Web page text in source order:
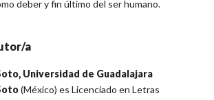
deber y fin último del ser humano.
a
Universidad de Guadalajara
(México) es Licenciado en Letras